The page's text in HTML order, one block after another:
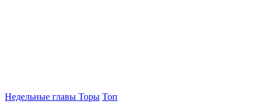
Недельные главы Торы Топ